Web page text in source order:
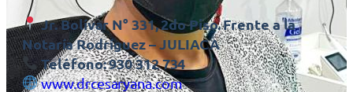
Jr. Bolívar N° 331, 2do Piso. Frente a la
Notaría Rodríguez – JULIACA
Teléfono: 930 312 734
www.drcesaryana.com